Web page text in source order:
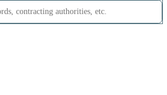
contracting authorities, etc.